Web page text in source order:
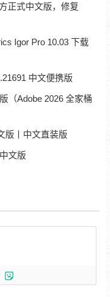
正式中文版，修复
Igor Pro 10.03 下载
中文便携版
（Adobe 2026 全家桶
版丨中文直装版
文版